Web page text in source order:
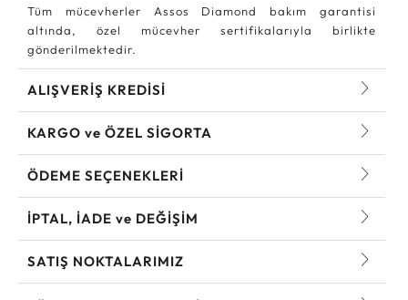
Tüm mücevherler Assos Diamond bakım garantisi
altında, özel mücevher sertifikalarıyla birlikte
gönderilmektedir.
ALIŞVERİŞ KREDİSİ
KARGO ve ÖZEL SİGORTA
ÖDEME SEÇENEKLERİ
İPTAL, İADE ve DEĞİŞİM
SATIŞ NOKTALARIMIZ